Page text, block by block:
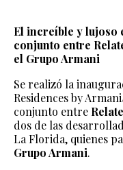
El increíble y lujoso
conjunto entre
el Grupo Armani
Se realizó la
Residences by
conjunto entre
dos de las
La Florida, quienes
Grupo Armani.